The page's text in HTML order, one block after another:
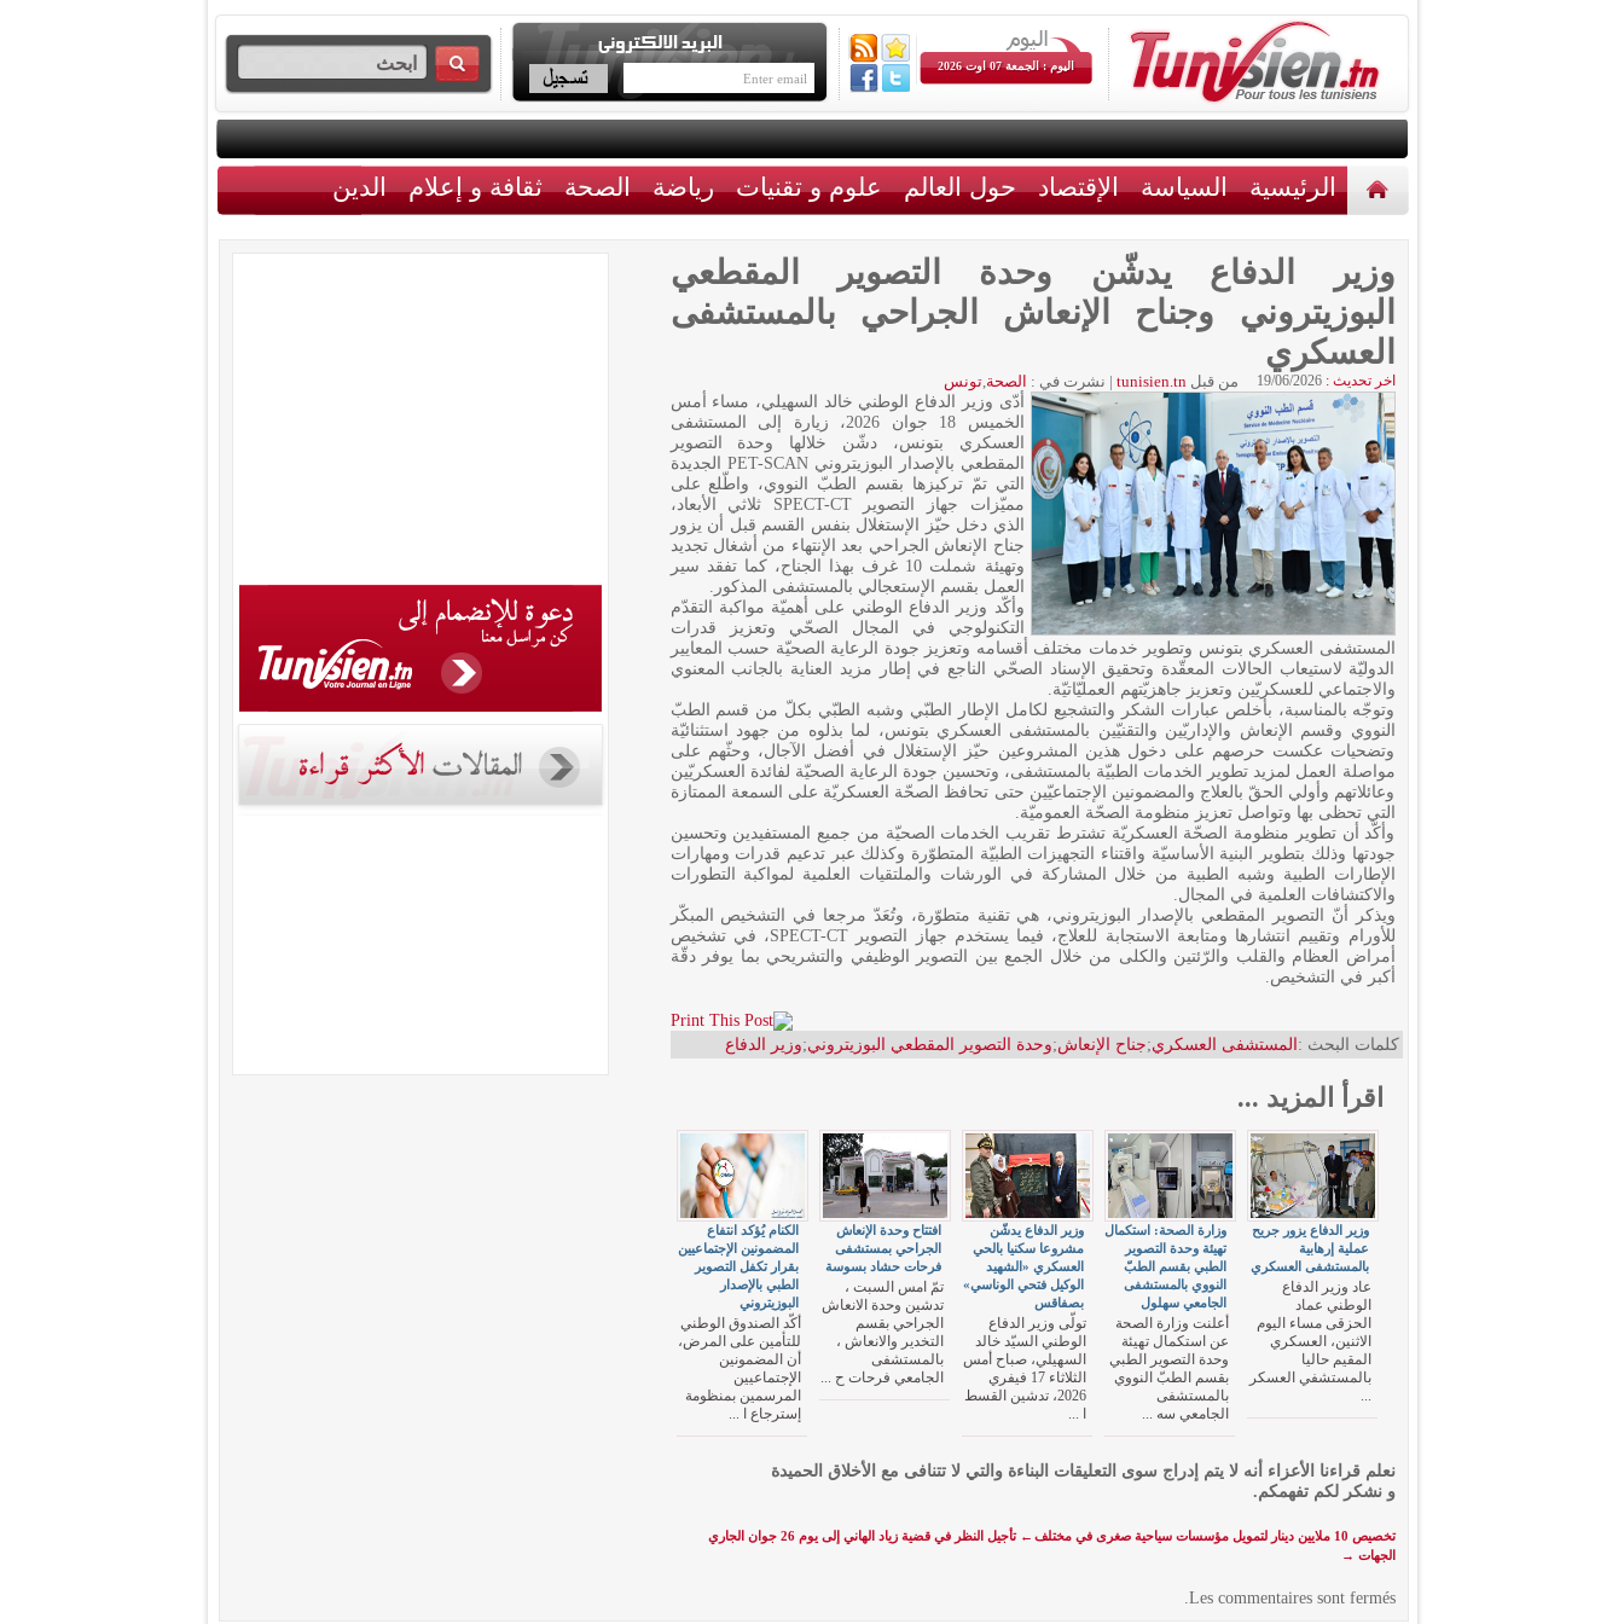
اليوم : الجمعة 07 اوت 2026
الرئيسية السياسة الإقتصاد حول العالم علوم و تقنيات رياضة الصحة ثقافة و إعلام الدين
وزير الدفاع يدشّن وحدة التصوير المقطعي
البوزيتروني وجناح الإنعاش الجراحي بالمستشفى
العسكري
اخر تحديث : 19/06/2026 من قبلtunisien.tn
| نشرت في : الصحة,تونس
أدّى وزير الدفاع الوطني خالد السهيلي، مساء أمس
الخميس 18 جوان 2026، زيارة إلى المستشفى
العسكري بتونس، دشّن خلالها وحدة التصوير
المقطعي بالإصدار البوزيتروني PET-SCAN الجديدة
التي تمّ تركيزها بقسم الطبّ النووي، واطّلع على
مميّزات جهاز التصوير SPECT-CT ثلاثي الأبعاد،
الذي دخل حيّز الإستغلال بنفس القسم قبل أن يزور
جناح الإنعاش الجراحي بعد الإنتهاء من أشغال تجديد
وتهيئة شملت 10 غرف بهذا الجناح، كما تفقد سير
العمل بقسم الإستعجالي بالمستشفى المذكور.
وأكّد وزير الدفاع الوطني على أهميّة مواكبة التقدّم
التكنولوجي في المجال الصحّي وتعزيز قدرات
المستشفى العسكري بتونس وتطوير خدمات مختلف أقسامه وتعزيز جودة الرعاية الصحيّة حسب المعايير
الدوليّة لاستيعاب الحالات المعقّدة وتحقيق الإسناد الصحّي الناجع في إطار مزيد العناية بالجانب المعنوي
والاجتماعي للعسكريّين وتعزيز جاهزيّتهم العمليّاتيّة.
وتوجّه بالمناسبة، بأخلص عبارات الشكر والتشجيع لكامل الإطار الطبّي وشبه الطبّي بكلّ من قسم الطبّ
النووي وقسم الإنعاش والإداريّين والتقنيّين بالمستشفى العسكري بتونس، لما بذلوه من جهود استثنائيّة
وتضحيات عكست حرصهم على دخول هذين المشروعين حيّز الإستغلال في أفضل الآجال، وحثّهم على
مواصلة العمل لمزيد تطوير الخدمات الطبيّة بالمستشفى، وتحسين جودة الرعاية الصحيّة لفائدة العسكريّين
وعائلاتهم وأولي الحقّ بالعلاج والمضمونين الإجتماعيّين حتى تحافظ الصحّة العسكريّة على السمعة الممتازة
التي تحظى بها وتواصل تعزيز منظومة الصحّة العموميّة.
وأكّد أن تطوير منظومة الصحّة العسكريّة تشترط تقريب الخدمات الصحيّة من جميع المستفيدين وتحسين
جودتها وذلك بتطوير البنية الأساسيّة واقتناء التجهيزات الطبيّة المتطوّرة وكذلك عبر تدعيم قدرات ومهارات
الإطارات الطبية وشبه الطبية من خلال المشاركة في الورشات والملتقيات العلمية لمواكبة التطورات
والاكتشافات العلمية في المجال.
ويذكر أنّ التصوير المقطعي بالإصدار البوزيتروني، هي تقنية متطوّرة، وتُعَدّ مرجعا في التشخيص المبكّر
للأورام وتقييم انتشارها ومتابعة الاستجابة للعلاج، فيما يستخدم جهاز التصوير SPECT-CT، في تشخيص
أمراض العظام والقلب والرّئتين والكلى من خلال الجمع بين التصوير الوظيفي والتشريحي بما يوفر دقّة
أكبر في التشخيص.
كلمات البحث : المستشفى العسكري;جناح الإنعاش;وحدة التصوير المقطعي البوزيتروني;وزير الدفاع
اقرأ المزيد ...
الكنام يُؤكد انتفاع
المضمونين الإجتماعيين
بقرار تكفل التصوير
الطبي بالإصدار
البوزيتروني
أكّد الصندوق الوطني
للتأمين على المرض،
أن المضمونين
الإجتماعيين
المرسمين بمنظومة
إسترجاع ا ...
افتتاح وحدة الإنعاش
الجراحي بمستشفى
فرحات حشاد بسوسة
تمّ امس السبت ،
تدشين وحدة الانعاش
الجراحي بقسم
التخدير والانعاش ،
بالمستشفى
الجامعي فرحات ح ...
وزير الدفاع يدشّن
مشروعا سكنيا بالحي
العسكري «الشهيد
الوكيل فتحي الوناسي»
بصفاقس
تولّى وزير الدفاع
الوطني السيّد خالد
السهيلي، صباح أمس
الثلاثاء 17 فيفري
2026، تدشين القسط
ا ...
وزارة الصحة: استكمال
تهيئة وحدة التصوير
الطبي بقسم الطبّ
النووي بالمستشفى
الجامعي سهلول
أعلنت وزارة الصحة
عن استكمال تهيئة
وحدة التصوير الطبي
بقسم الطبّ النووي
بالمستشفى
الجامعي سه ...
وزير الدفاع يزور جريح
عملية إرهابية
بالمستشفى العسكري
عاد وزير الدفاع
الوطني عماد
الحزقى مساء اليوم
الاثنين، العسكري
المقيم حاليا
بالمستشفي العسكر
...
نعلم قراءنا الأعزاء أنه لا يتم إدراج سوى التعليقات البناءة والتي لا تتنافى مع الأخلاق الحميدة
و نشكر لكم تفهمكم.
← تأجيل النظر في قضية زياد الهاني إلى يوم 26 جوان الجاري
تخصيص 10 ملايين دينار لتمويل مؤسسات سياحية صغرى في مختلف
الجهات →
Les commentaires sont fermés.